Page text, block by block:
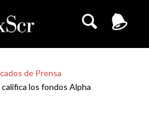
de Prensa
califica los fondos Alpha